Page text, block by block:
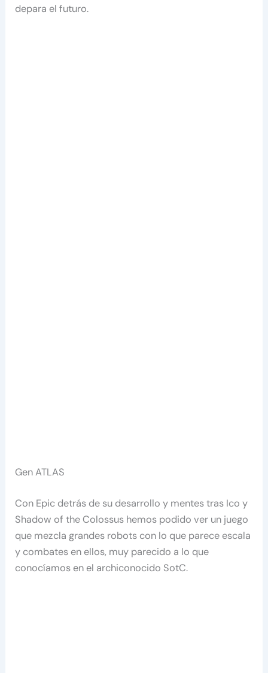
depara el futuro.
Gen ATLAS
Con Epic detrás de su desarrollo y mentes tras Ico y
Shadow of the Colossus hemos podido ver un juego
que mezcla grandes robots con lo que parece escala
y combates en ellos, muy parecido a lo que
conocíamos en el archiconocido SotC.